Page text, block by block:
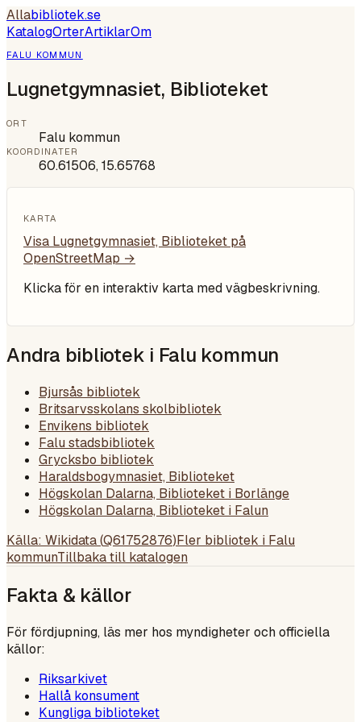
Allabibliotek.se
KatalogOrterArtiklarOm
FALU KOMMUN
Lugnetgymnasiet, Biblioteket
ORT
Falu kommun
KOORDINATER
60.61506,15.65768
KARTA
Visa Lugnetgymnasiet, Biblioteket på
OpenStreetMap →
Klicka för en interaktiv karta med vägbeskrivning.
Andra bibliotek i Falu kommun
Bjursås bibliotek
Britsarvsskolans skolbibliotek
Envikens bibliotek
Falu stadsbibliotek
Grycksbo bibliotek
Haraldsbogymnasiet, Biblioteket
Högskolan Dalarna, Biblioteket i Borlänge
Högskolan Dalarna, Biblioteket i Falun
Källa: Wikidata (Q61752876)Fler bibliotek i Falu
kommunTillbaka till katalogen
Fakta & källor
För fördjupning, läs mer hos myndigheter och officiella
källor:
Riksarkivet
Hallå konsument
Kungliga biblioteket